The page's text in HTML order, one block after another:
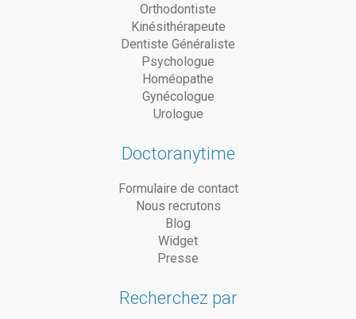
Orthodontiste
Kinésithérapeute
Dentiste Généraliste
Psychologue
Homéopathe
Gynécologue
Urologue
Doctoranytime
Formulaire de contact
Nous recrutons
Blog
Widget
Presse
Recherchez par